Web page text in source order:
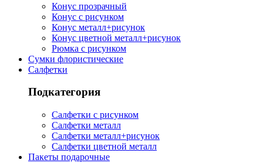
Конус прозрачный
Конус с рисунком
Конус металл+рисунок
Конус цветной металл+рисунок
Рюмка с рисунком
Сумки флористические
Салфетки
Подкатегория
Салфетки с рисунком
Салфетки металл
Салфетки металл+рисунок
Салфетки цветной металл
Пакеты подарочные